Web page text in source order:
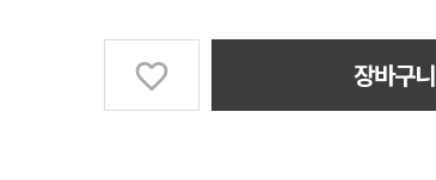
장바구니